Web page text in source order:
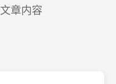
章内容